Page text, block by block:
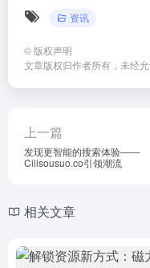
资讯
© 版权声明
文章版权归作者所有，未经允
上一篇
发现更智能的搜索体验——
Cilisousuo.co引领潮流
相关文章